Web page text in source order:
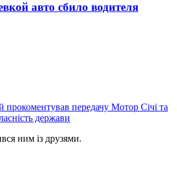
авто сбило водителя
прокоментував передачу Мотор Січі та
держави
ним із друзями.